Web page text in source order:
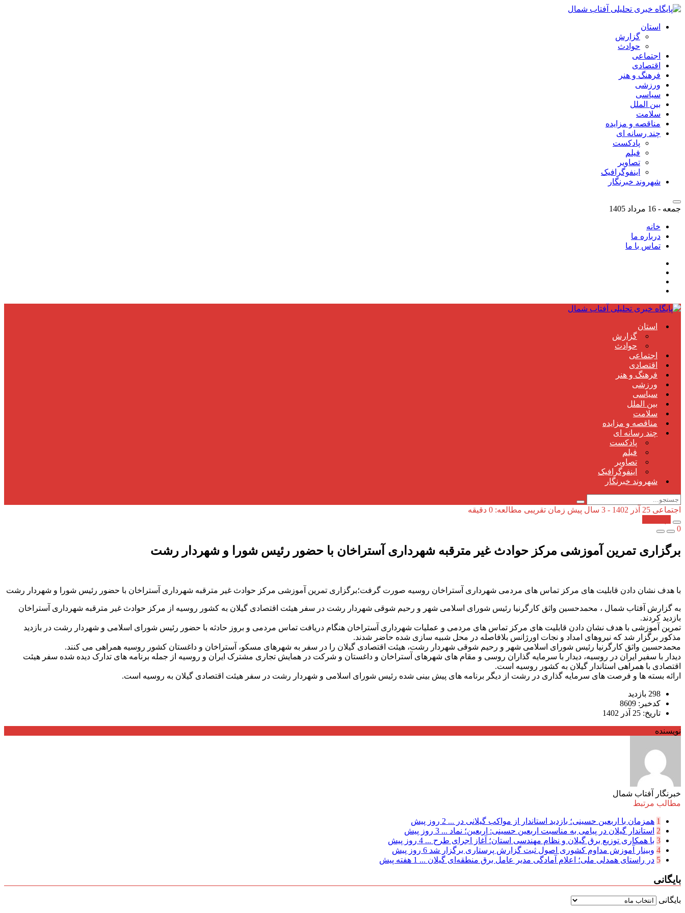
استان
گزارش
حوادث
اجتماعی
اقتصادی
فرهنگ و هنر
ورزشی
سیاسی
بین الملل
سلامت
مناقصه و مزایده
چند رسانه ای
پادکست
فیلم
تصاویر
اینفوگرافیک
شهروند خبرنگار
جمعه - 16 مرداد 1405
خانه
درباره ما
تماس با ما
استان
گزارش
حوادث
اجتماعی
اقتصادی
فرهنگ و هنر
ورزشی
سیاسی
بین الملل
سلامت
مناقصه و مزایده
چند رسانه ای
پادکست
فیلم
تصاویر
اینفوگرافیک
شهروند خبرنگار
اجتماعی 25 آذر 1402 - 3 سال پیش
زمان تقریبی مطالعه: 0 دقیقه
0
برگزاری تمرین آموزشی مرکز حوادث غیر مترقبه شهرداری آستراخان با حضور رئیس شورا و شهردار رشت
با هدف نشان دادن قابلیت های مرکز تماس های مردمی شهرداری آستراخان روسیه صورت گرفت؛برگزاری تمرین آموزشی مرکز حوادث غیر مترقبه شهرداری آستراخان با حضور رئیس شورا و شهردار رشت
به گزارش آفتاب شمال ، محمدحسین واثق کارگرنیا رئیس شورای اسلامی شهر و رحیم شوقی شهردار رشت در سفر هیئت اقتصادی گیلان به کشور روسیه از مرکز حوادث غیر مترقبه شهرداری آستراخان
بازدید کردند.
تمرین آموزشی با هدف نشان دادن قابلیت های مرکز تماس های مردمی و عملیات شهرداری آستراخان هنگام دریافت تماس مردمی و بروز حادثه با حضور رئیس شورای اسلامی و شهردار رشت در بازدید
مذکور برگزار شد که نیروهای امداد و نجات اورژانس بلافاصله در محل شبیه سازی شده حاضر شدند.
محمدحسین واثق کارگرنیا رئیس شورای اسلامی شهر و رحیم شوقی شهردار رشت، هیئت اقتصادی گیلان را در سفر به شهرهای مسکو، آستراخان و داغستان کشور روسیه همراهی می کنند.
دیدار با سفیر ایران در روسیه، دیدار با سرمایه گذاران روسی و مقام های شهرهای آستراخان و داغستان و شرکت در همایش تجاری مشترک ایران و روسیه از جمله برنامه های تدارک دیده شده سفر هیئت
اقتصادی با همراهی استاندار گیلان به کشور روسیه است.
ارائه بسته ها و فرصت های سرمایه گذاری در رشت از دیگر برنامه های پیش بینی شده رئیس شورای اسلامی و شهردار رشت در سفر هیئت اقتصادی گیلان به روسیه است.
298 بازدید
کدخبر: 8609
تاریخ: 25 آذر 1402
نویسنده
خبرنگار آفتاب شمال
مطالب مرتبط
1 همزمان با اربعین حسینی؛ بازدید استاندار از مواکب گیلانی در ... 2 روز پیش
2 استاندار گیلان در پیامی به مناسبت اربعین حسینی: اربعین؛ نماد ... 3 روز پیش
3 با همکاری توزیع برق گیلان و نظام مهندسی استان؛ آغاز اجرای طرح ... 4 روز پیش
4 وبینار آموزش مداوم کشوری اصول ثبت گزارش پرستاری برگزار شد 6 روز پیش
5 در راستای همدلی ملی؛ اعلام آمادگی مدیر عامل برق منطقه‌ای گیلان ... 1 هفته پیش
بایگانی
بایگانی